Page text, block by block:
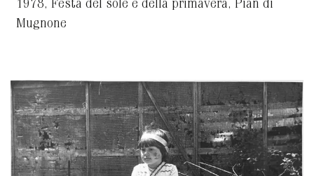
1978, Festa del sole e della primavera, Pian di
Mugnone